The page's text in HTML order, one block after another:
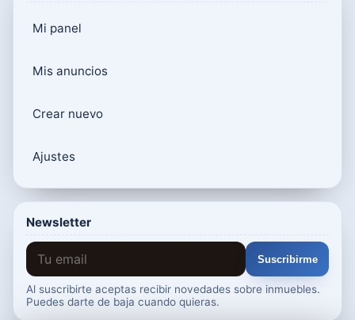
Mi panel
Mis anuncios
Crear nuevo
Ajustes
Newsletter
Suscribirme
Al suscribirte aceptas recibir novedades sobre inmuebles.
Puedes darte de baja cuando quieras.